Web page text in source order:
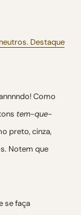
Como
tem-que-
preto, cinza,
Notem que
se faça